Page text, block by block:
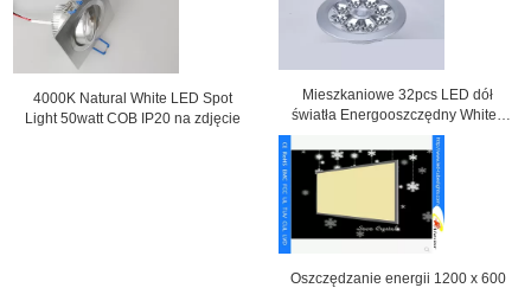
4000K Natural White LED Spot
Light 50watt COB IP20 na zdjęcie
Mieszkaniowe 32pcs LED dół
światła Energooszczędny White /
ciepły biały
Oszczędzanie energii 1200 x 600